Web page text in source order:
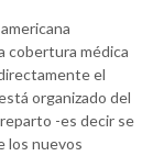
cobertura médica
el
organizado del
-es decir se
los nuevos